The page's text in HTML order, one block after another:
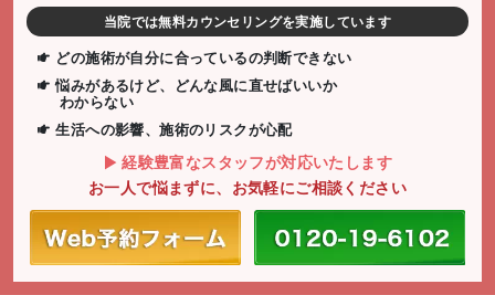
当院では無料カウンセリングを実施しています
どの施術が自分に合っているの判断できない
悩みがあるけど、どんな風に直せばいいか
わからない
生活への影響、施術のリスクが心配
経験豊富なスタッフが対応いたします
お一人で悩まずに、お気軽にご相談ください